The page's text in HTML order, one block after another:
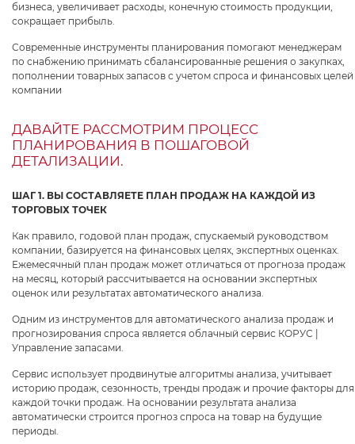
бизнеса, увеличивает расходы, конечную стоимость продукции,
сокращает прибыль.
Современные инструменты планирования помогают менеджерам
по снабжению принимать сбалансированные решения о закупках,
пополнении товарных запасов с учетом спроса и финансовых целей
компании
ДАВАЙТЕ РАССМОТРИМ ПРОЦЕСС
ПЛАНИРОВАНИЯ В ПОШАГОВОЙ
ДЕТАЛИЗАЦИИ.
ШАГ 1. ВЫ СОСТАВЛЯЕТЕ ПЛАН ПРОДАЖ НА КАЖДОЙ ИЗ
ТОРГОВЫХ ТОЧЕК
Как правило, годовой план продаж, спускаемый руководством
компании, базируется на финансовых целях, экспертных оценках.
Ежемесячный план продаж может отличаться от прогноза продаж
на месяц, который рассчитывается на основании экспертных
оценок или результатах автоматического анализа.
Одним из инструментов для автоматического анализа продаж и
прогнозирования спроса является облачный сервис КОРУС |
Управление запасами.
Сервис использует продвинутые алгоритмы анализа, учитывает
историю продаж, сезонность, тренды продаж и прочие факторы для
каждой точки продаж. На основании результата анализа
автоматически строится прогноз спроса на товар на будущие
периоды.